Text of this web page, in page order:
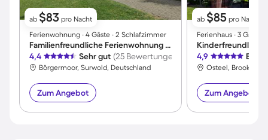
ab $83 pro Nacht
Ferienwohnung ∙ 4 Gäste ∙ 2 Schlafzimmer
Familienfreundliche Ferienwohnung mit Terrasse, Garten und Grill
4,4
Sehr gut (25 Bewertungen)
Börgermoor, Surwold, Deutschland
Zum Angebot
ab $85 pro Nacht
Ferienhaus ∙ 3 Gäste
4,9
Osteel,
Zum Angebot